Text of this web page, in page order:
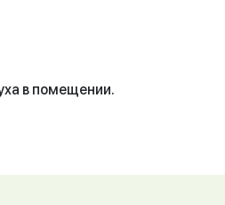
в помещении.